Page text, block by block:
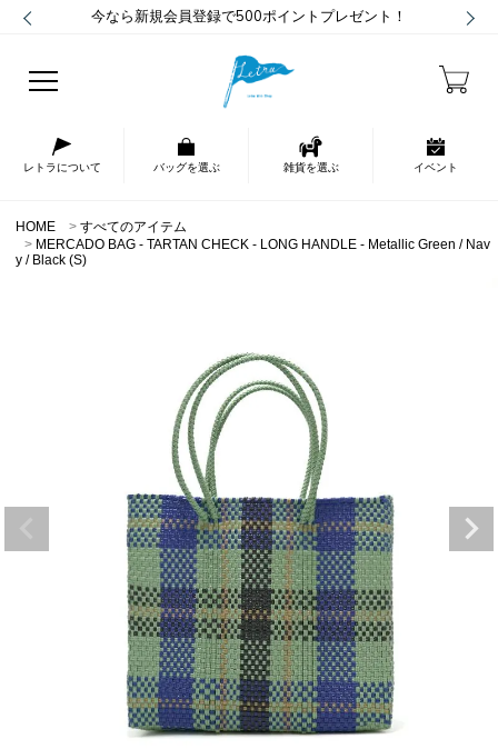
今なら新規会員登録で500ポイントプレゼント！
レトラについて バッグを選ぶ 雑貨を選ぶ イベント
HOME
すべてのアイテム
MERCADO BAG - TARTAN CHECK - LONG HANDLE - Metallic Green / Nav
y / Black (S)